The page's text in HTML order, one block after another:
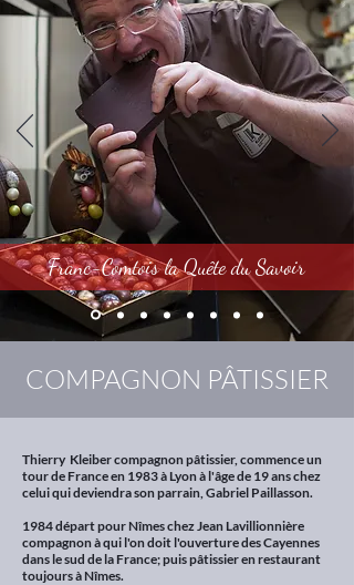
Franc-Comtois la Quête du Savoir
COMPAGNON PÂTISSIER
Thierry Kleiber compagnon pâtissier, commence un
tour de France en 1983 à Lyon à l'âge de 19 ans chez
celui qui deviendra son parrain, Gabriel Paillasson.
1984 départ pour Nîmes chez Jean Lavillionnière
compagnon à qui l'on doit l'ouverture des Cayennes
dans le sud de la France; puis pâtissier en restaurant
toujours à Nîmes.